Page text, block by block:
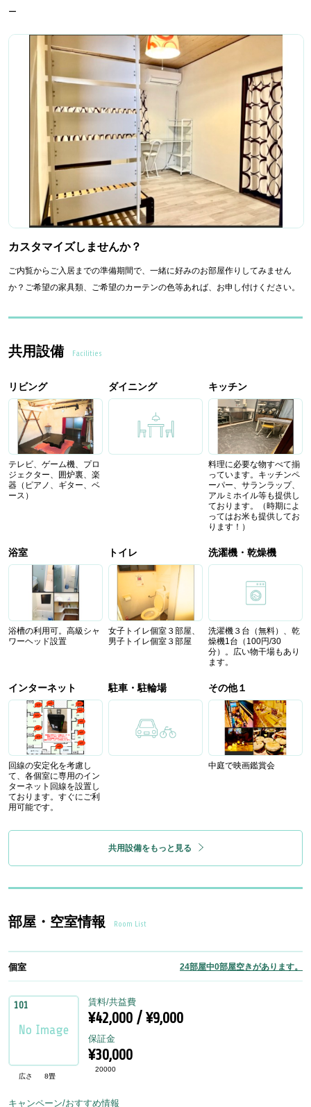
ー
カスタマイズしませんか？
ご内覧からご入居までの準備期間で、一緒に好みのお部屋作りしてみません
か？ご希望の家具類、ご希望のカーテンの色等あれば、お申し付けください。
共用設備 Facilities
リビング
テレビ、ゲーム機、プロ
ジェクター、囲炉裏、楽
器（ピアノ、ギター、ベ
ース）
ダイニング キッチン
料理に必要な物すべて揃
っています。キッチンペ
ーパー、サランラップ、
アルミホイル等も提供し
ております。（時期によ
ってはお米も提供してお
ります！）
浴室
浴槽の利用可。高級シャ
ワーヘッド設置
トイレ
女子トイレ個室３部屋、
男子トイレ個室３部屋
洗濯機・乾燥機
洗濯機３台（無料）、乾
燥機1台（100円/30
分）。広い物干場もあり
ます。
インターネット
回線の安定化を考慮し
て、各個室に専用のイン
ターネット回線を設置し
ております。すぐにご利
用可能です。
駐車・駐輪場 その他１
中庭で映画鑑賞会
共用設備をもっと見る
部屋・空室情報 Room List
個室 24部屋中0部屋空きがあります。
101
広さ 8畳
賃料/共益費
¥42,000 / ¥9,000
保証金
¥30,000
20000
キャンペーン/おすすめ情報